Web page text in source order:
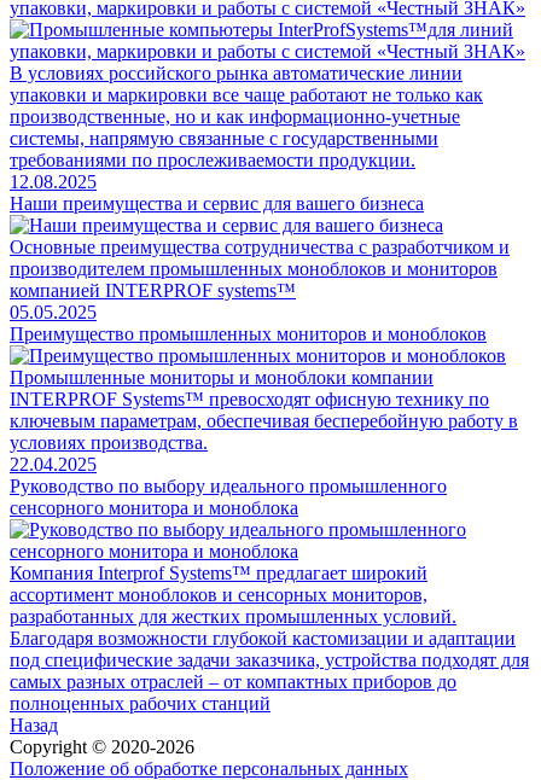
упаковки, маркировки и работы с системой «Честный ЗНАК»
В условиях российского рынка автоматические линии
упаковки и маркировки все чаще работают не только как
производственные, но и как информационно-учетные
системы, напрямую связанные с государственными
требованиями по прослеживаемости продукции.
12.08.2025
Наши преимущества и сервис для вашего бизнеса
Основные преимущества сотрудничества с разработчиком и
производителем промышленных моноблоков и мониторов
компанией INTERPROF systems™
05.05.2025
Преимущество промышленных мониторов и моноблоков
Промышленные мониторы и моноблоки компании
INTERPROF Systems™ превосходят офисную технику по
ключевым параметрам, обеспечивая бесперебойную работу в
условиях производства.
22.04.2025
Руководство по выбору идеального промышленного
сенсорного монитора и моноблока
Компания Interprof Systems™ предлагает широкий
ассортимент моноблоков и сенсорных мониторов,
разработанных для жестких промышленных условий.
Благодаря возможности глубокой кастомизации и адаптации
под специфические задачи заказчика, устройства подходят для
самых разных отраслей – от компактных приборов до
полноценных рабочих станций
Назад
Copyright © 2020-2026
Положение об обработке персональных данных